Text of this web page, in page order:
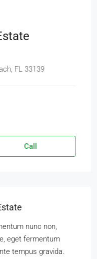
FL 33139
Call
nunc non,
eget fermentum
tempus gravida.